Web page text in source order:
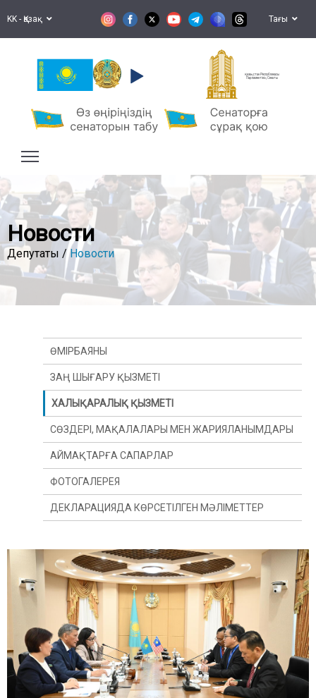
KK - Қазақ Тағы
Қазақстан Республикасы
Парламентінің Сенаты
Новости
Депутаты /Новости
ӨМІРБАЯНЫ
ЗАҢ ШЫҒАРУ ҚЫЗМЕТІ
ХАЛЫҚАРАЛЫҚ ҚЫЗМЕТІ
СӨЗДЕРІ, МАҚАЛАЛАРЫ МЕН ЖАРИЯЛАНЫМДАРЫ
АЙМАҚТАРҒА САПАРЛАР
ФОТОГАЛЕРЕЯ
ДЕКЛАРАЦИЯДА КӨРСЕТІЛГЕН МӘЛІМЕТТЕР